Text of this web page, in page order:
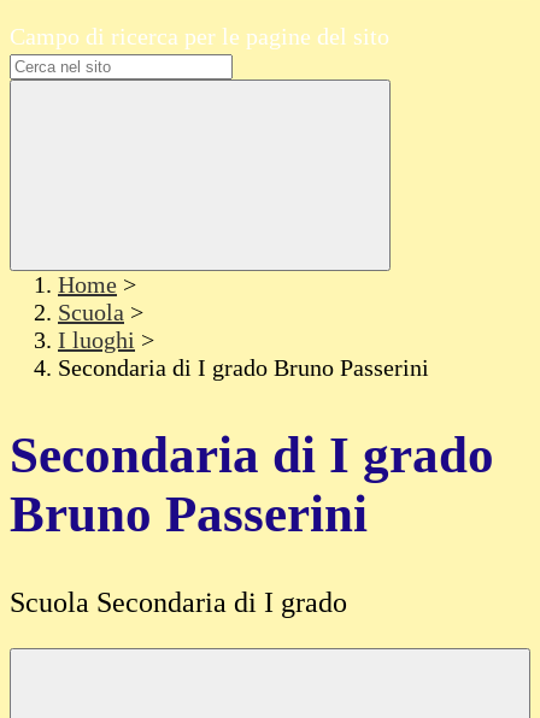
Campo di ricerca per le pagine del sito
Home >
Scuola >
I luoghi >
Secondaria di I grado Bruno Passerini
Secondaria di I grado
Bruno Passerini
Scuola Secondaria di I grado